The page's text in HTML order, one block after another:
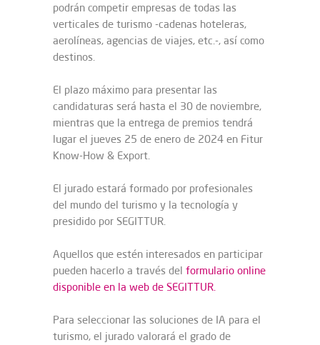
podrán competir empresas de todas las
verticales de turismo -cadenas hoteleras,
aerolíneas, agencias de viajes, etc.-, así como
destinos.
El plazo máximo para presentar las
candidaturas será hasta el 30 de noviembre,
mientras que la entrega de premios tendrá
lugar el jueves 25 de enero de 2024 en Fitur
Know-How & Export.
El jurado estará formado por profesionales
del mundo del turismo y la tecnología y
presidido por SEGITTUR.
Aquellos que estén interesados en participar
pueden hacerlo a través del formulario online
disponible en la web de SEGITTUR.
Para seleccionar las soluciones de IA para el
turismo, el jurado valorará el grado de